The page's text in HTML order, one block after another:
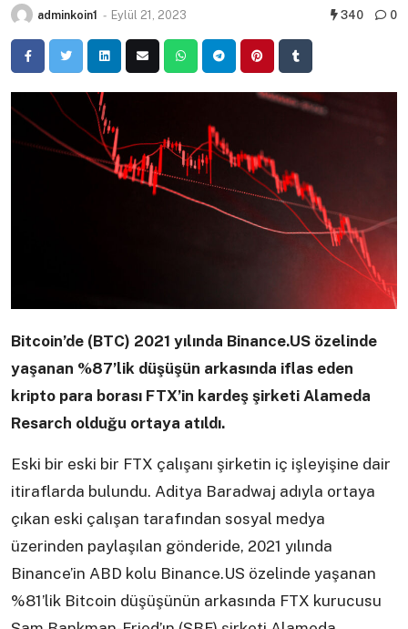
adminkoin1 - Eylül 21, 2023 340 0
Bitcoin’de (BTC) 2021 yılında Binance.US özelinde
yaşanan %87’lik düşüşün arkasında iflas eden
kripto para borası FTX’in kardeş şirketi Alameda
Resarch olduğu ortaya atıldı.
Eski bir eski bir FTX çalışanı şirketin iç işleyişine dair
itiraflarda bulundu. Aditya Baradwaj adıyla ortaya
çıkan eski çalışan tarafından sosyal medya
üzerinden paylaşılan gönderide, 2021 yılında
Binance’in ABD kolu Binance.US özelinde yaşanan
%81’lik Bitcoin düşüşünün arkasında FTX kurucusu